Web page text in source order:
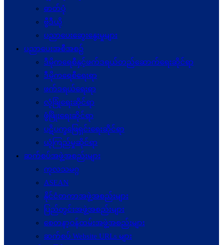
ဓာတ်ပုံ
ဗွီဒီယို
ပညာပေးဆွေးနွေးမှုများ
ပညာပေးအစီအစဉ်
ဒီမိုကရေစီနှင့်ဖက်ဒရယ်တည်ဆောက်ရေးဆိုင်ရာ
ဒီမိုကရေစီရေးရာ
ဖက်ဒရယ်ရေးရာ
လုံခြုံရေးဆိုင်ရာ
ဖွံဖြိုးရေးဆိုင်ရာ
ပဋိပက္ခ‌ဖြေရှင်းရေးဆိုင်ရာ
ယုံကြည်မှုဆိုင်ရာ
ဆက်စပ်အဖွဲ့အစည်းများ
ကုလသမဂ္ဂ
ASEAN
နိုင်ငံတကာအဖွဲ့အစည်းများ
ပြည်တွင်းအဖွဲ့အစည်းများ
စေတနာ့ဝန်ထမ်းအဖွဲ့အစည်းများ
ဆက်စပ် Website URLs များ